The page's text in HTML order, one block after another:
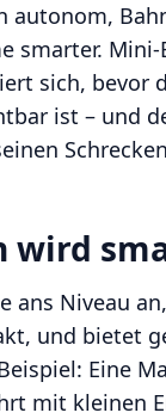
autonom,
smarter.
sich, bevor
ist – und
wird
ans Niveau
und bietet
Eine
mit kleinen